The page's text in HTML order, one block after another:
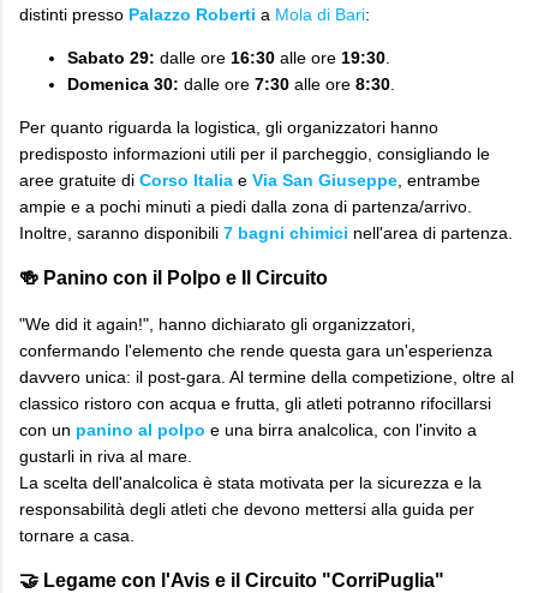
distinti presso Palazzo Roberti a Mola di Bari:
Sabato 29: dalle ore 16:30 alle ore 19:30
Domenica 30: dalle ore 7:30 alle ore 8:30
​Per quanto riguarda la logistica, gli organizzatori hanno
predisposto informazioni utili per il parcheggio, consigliando le
aree gratuite di Corso Italia e Via San Giuseppe , entrambe
ampie e a pochi minuti a piedi dalla zona di partenza/arrivo.
Inoltre, saranno disponibili 7 bagni chimici nell'area di partenza.
​🍻 Panino con il Polpo e Il Circuito
​"We did it again!", hanno dichiarato gli organizzatori,
confermando l'elemento che rende questa gara un'esperienza
davvero unica: il post-gara. Al termine della competizione, oltre al
classico ristoro con acqua e frutta, gli atleti potranno rifocillarsi
con un panino al polpo e una birra analcolica, con l'invito a
gustarli in riva al mare.
La scelta dell'analcolica è stata motivata per la sicurezza e la
responsabilità degli atleti che devono mettersi alla guida per
tornare a casa.
​🤝 Legame con l'Avis e il Circuito "CorriPuglia"